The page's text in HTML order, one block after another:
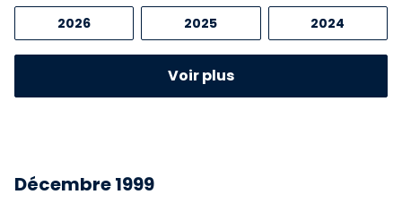
2026 2025 2024
2022
2014
Voir plus
Décembre 1999